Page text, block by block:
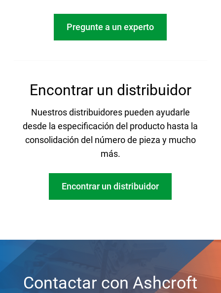
Pregunte a un experto
Encontrar un distribuidor
Nuestros distribuidores pueden ayudarle
desde la especificación del producto hasta la
consolidación del número de pieza y mucho
más.
Encontrar un distribuidor
Contactar con Ashcroft